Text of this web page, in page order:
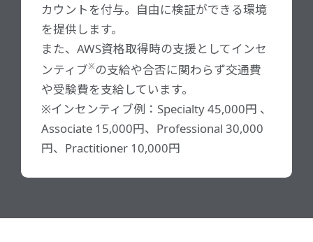
カウントを付与。自由に検証ができる環境
を提供します。
また、AWS資格取得時の支援としてインセ
ンティブ※の支給や合否に関わらず交通費
や受験費を支給しています。
※インセンティブ例：Specialty 45,000円 、
Associate 15,000円、Professional 30,000
円、Practitioner 10,000円